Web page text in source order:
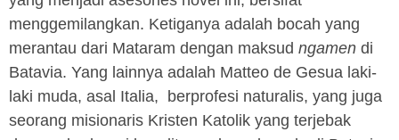
menggemilangkan. Ketiganya adalah bocah yang
merantau dari Mataram dengan maksud ngamen di
Batavia. Yang lainnya adalah Matteo de Gesua laki-
laki muda, asal Italia, berprofesi naturalis, yang juga
seorang misionaris Kristen Katolik yang terjebak